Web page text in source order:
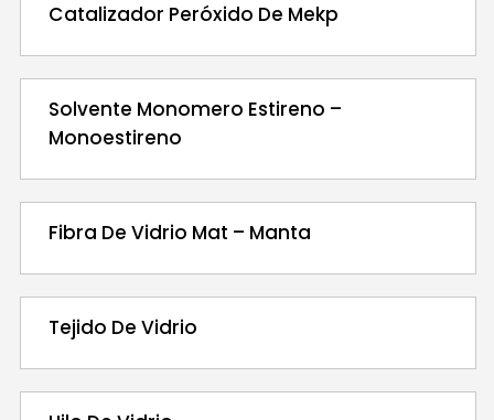
Catalizador Peróxido De Mekp
Solvente Monomero Estireno –
Monoestireno
Fibra De Vidrio Mat – Manta
Tejido De Vidrio